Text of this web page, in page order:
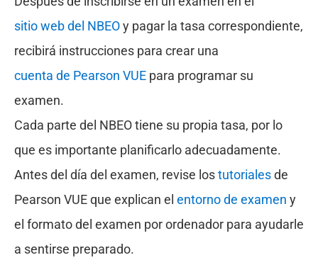
sitio web del NBEOy pagar la tasa correspondiente,
recibirá instrucciones para crear una
cuenta de Pearson VUE para programar su
examen.
Cada parte del NBEO tiene su propia tasa, por lo
que es importante planificarlo adecuadamente.
Antes del día del examen, revise lostutorialesde
Pearson VUE que explican el entorno de examen y
el formato del examen por ordenador para ayudarle
a sentirse preparado.